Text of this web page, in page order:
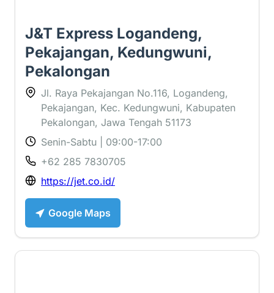
J&T Express Logandeng,
Pekajangan, Kedungwuni,
Pekalongan
Jl. Raya Pekajangan No.116, Logandeng,
Pekajangan, Kec. Kedungwuni, Kabupaten
Pekalongan, Jawa Tengah 51173
Senin-Sabtu | 09:00-17:00
+62 285 7830705
https://jet.co.id/
Google Maps